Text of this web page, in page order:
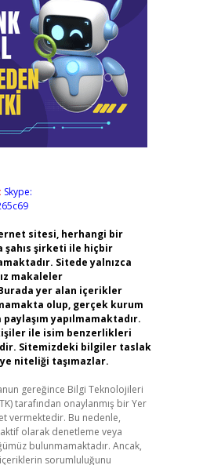
Skype:
sitesi, herhangi bir
şahıs şirketi ile hiçbir
Sitede yalnızca
makaleler
yer alan içerikler
olup, gerçek kurum
yapılmamaktadır.
ile isim benzerlikleri
Sitemizdeki bilgiler taslak
niteliği taşımazlar.
gereğince Bilgi Teknolojileri
tarafından onaylanmış bir Yer
vermektedir. Bu nedenle,
olarak denetleme veya
bulunmamaktadır. Ancak,
sorumluluğunu